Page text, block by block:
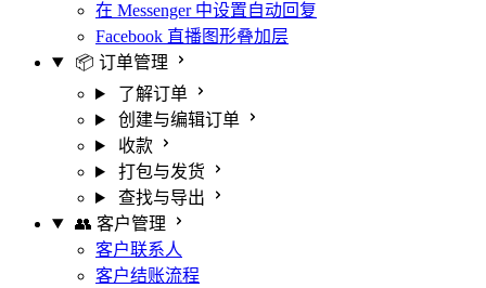
在 Messenger 中设置自动回复
Facebook 直播图形叠加层
📦 订单管理
了解订单
创建与编辑订单
收款
打包与发货
查找与导出
👥 客户管理
客户联系人
客户结账流程